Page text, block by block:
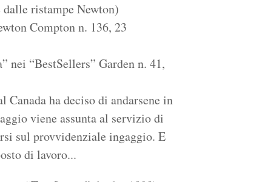
ristampe Newton)
Compton n. 136, 23
nei “BestSellers” Garden n. 41,
Canada ha deciso di andarsene in
viene assunta al servizio di
sul provvidenziale ingaggio. E
di lavoro...